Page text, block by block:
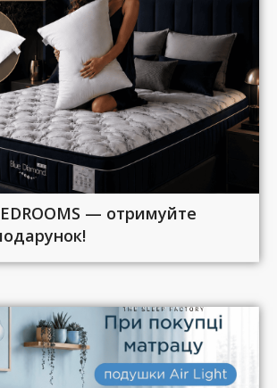
— отримуйте